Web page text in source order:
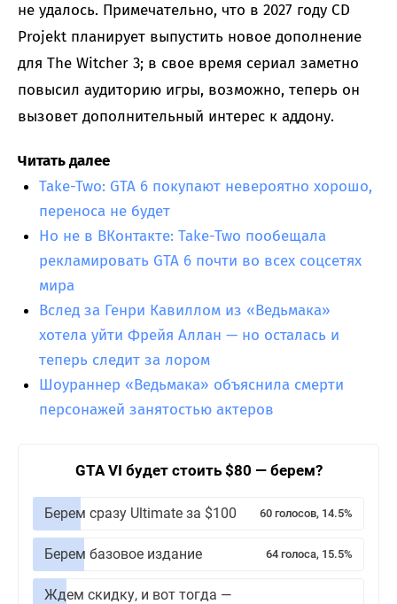
не удалось. Примечательно, что в 2027 году CD
Projekt планирует выпустить новое дополнение
для The Witcher 3; в свое время сериал заметно
повысил аудиторию игры, возможно, теперь он
вызовет дополнительный интерес к аддону.
Читать далее
Take-Two: GTA 6 покупают невероятно хорошо,
переноса не будет
Но не в ВКонтакте: Take-Two пообещала
рекламировать GTA 6 почти во всех соцсетях
мира
Вслед за Генри Кавиллом из «Ведьмака»
хотела уйти Фрейя Аллан — но осталась и
теперь следит за лором
Шоураннер «Ведьмака» объяснила смерти
персонажей занятостью актеров
GTA VI будет стоить $80 — берем?
Берем сразу Ultimate за $100 60 голосов, 14.5%
Берем базовое издание 64 голоса, 15.5%
Ждем скидку, и вот тогда —